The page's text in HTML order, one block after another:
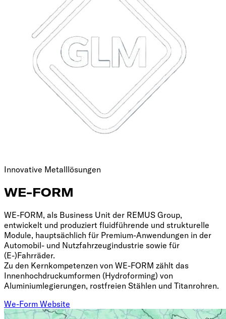
Innovative Metalllösungen
WE-FORM
WE-FORM, als Business Unit der REMUS Group,
entwickelt und produziert fluidführende und strukturelle
Module, hauptsächlich für Premium-Anwendungen in der
Automobil- und Nutzfahrzeugindustrie sowie für
(E-)Fahrräder.
Zu den Kernkompetenzen von WE-FORM zählt das
Innenhochdruckumformen (Hydroforming) von
Aluminiumlegierungen, rostfreien Stählen und Titanrohren.
We-Form Website